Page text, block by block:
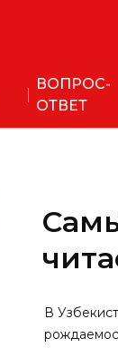
ВОПРОС-
ОТВЕТ
В